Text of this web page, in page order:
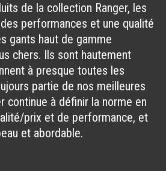
de la collection Ranger, les
performances et une qualité
gants haut de gamme
chers. Ils sont hautement
à presque toutes les
partie de nos meilleures
continue à définir la norme en
prix et de performance, et
et abordable.